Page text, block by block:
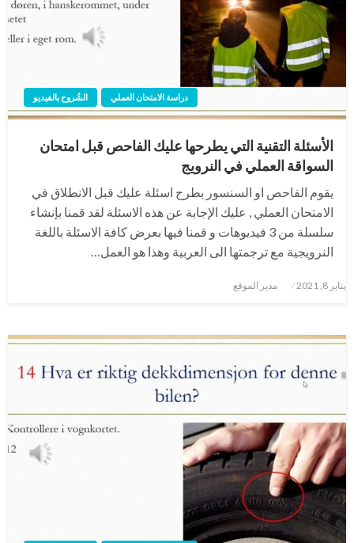
الشُروح بالفيديو دراسة الامتحان العملي
الأسئلة التقنية التي يطرحها عليك الفاحص قبل امتحان
السواقة العملي في النرويج
يقوم الفاحص او السنسور بطرح اسئلة عليك قبل الانطلاق في
الامتحان العملي , عليك الإجابة عن هذه الاسئلة لقد قمنا بإنشاء
سلسلة من 3 فيديوهات و قمنا فيها بعرض كافة الاسئلة باللغة
النرويجية مع ترجمتها الى العربية وهذا هو العمل…
نُشر
يناير 8, 2021 مدير الموقع